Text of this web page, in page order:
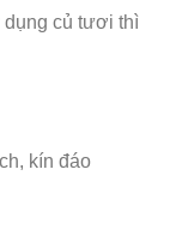
dụng củ tươi thì
kín đáo